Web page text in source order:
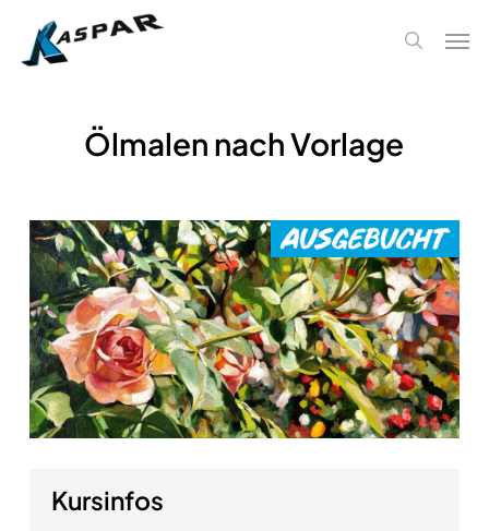
search
Ölmalen nach Vorlage
Kursinfos